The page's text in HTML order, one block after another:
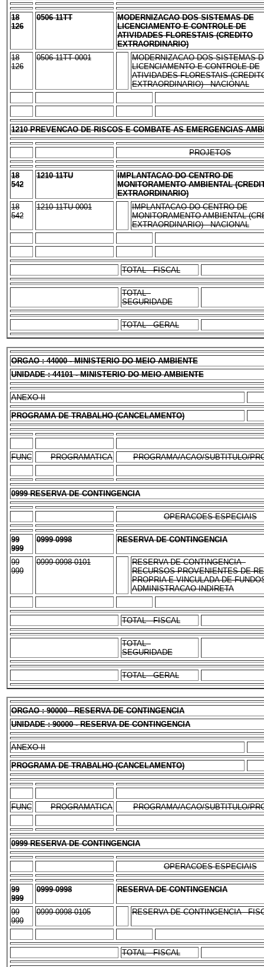
18
126
0506 11TT
MODERNIZACAO DOS SISTEMAS DE
LICENCIAMENTO E CONTROLE DE
ATIVIDADES FLORESTAIS (CREDITO
EXTRAORDINARIO)
18
126
0506 11TT 0001
MODERNIZACAO DOS SISTEMAS
LICENCIAMENTO E CONTROLE DE
ATIVIDADES FLORESTAIS
EXTRAORDINARIO) - NACIONAL
1210 PREVENCAO DE RISCOS E COMBATE AS EMERGENCIAS
PROJETOS
18
542
1210 11TU
IMPLANTACAO DO CENTRO DE
MONITORAMENTO AMBIENTAL
EXTRAORDINARIO)
18
542
1210 11TU 0001
IMPLANTACAO DO CENTRO DE
MONITORAMENTO AMBIENTAL
EXTRAORDINARIO) - NACIONAL
TOTAL - FISCAL
TOTAL -
SEGURIDADE
TOTAL - GERAL
ORGAO : 44000 - MINISTERIO DO MEIO AMBIENTE
UNIDADE : 44101 - MINISTERIO DO MEIO AMBIENTE
ANEXO II
PROGRAMA DE TRABALHO (CANCELAMENTO)
FUNC PROGRAMATICA PROGRAMA/ACAO/SUBTITULO/
0999 RESERVA DE CONTINGENCIA
OPERACOES ESPECIAIS
99
999
0999 0998 RESERVA DE CONTINGENCIA
99
999
0999 0998 0101
RESERVA DE CONTINGENCIA -
RECURSOS PROVENIENTES DE
PROPRIA E VINCULADA DE
ADMINISTRACAO INDIRETA
TOTAL - FISCAL
TOTAL -
SEGURIDADE
TOTAL - GERAL
ORGAO : 90000 - RESERVA DE CONTINGENCIA
UNIDADE : 90000 - RESERVA DE CONTINGENCIA
ANEXO II
PROGRAMA DE TRABALHO (CANCELAMENTO)
FUNC PROGRAMATICA PROGRAMA/ACAO/SUBTITULO/
0999 RESERVA DE CONTINGENCIA
OPERACOES ESPECIAIS
99
999
0999 0998 RESERVA DE CONTINGENCIA
99
999
0999 0998 0105 RESERVA DE CONTINGENCIA -
TOTAL - FISCAL